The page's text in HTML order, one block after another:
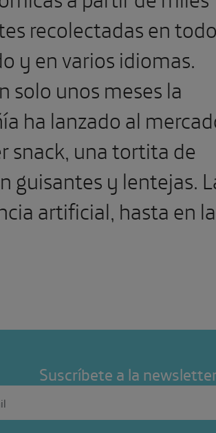
recolectadas en
y en varios idiomas.
solo unos meses la
ha lanzado al
snack, una tortita de
guisantes y lentejas.
artificial, hasta en la
Suscríbete a la